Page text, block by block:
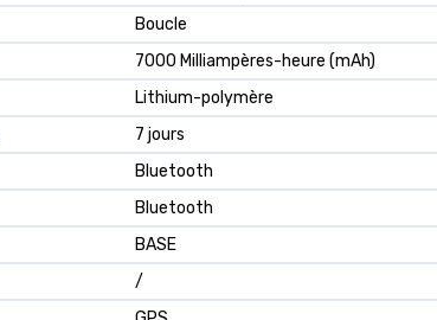
Boucle
7000 Milliampères-heure (mAh)
Lithium-polymère
7 jours
Bluetooth
Bluetooth
BASE
/